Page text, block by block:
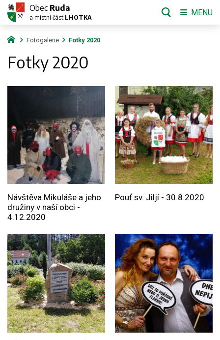
Fotogalerie Fotky 2020
Fotky 2020
Návštěva Mikuláše a jeho
družiny v naší obci -
4.12.2020
Pouť sv. Jiljí - 30.8.2020
Obec Ruda
a místní část LHOTKA
MENU